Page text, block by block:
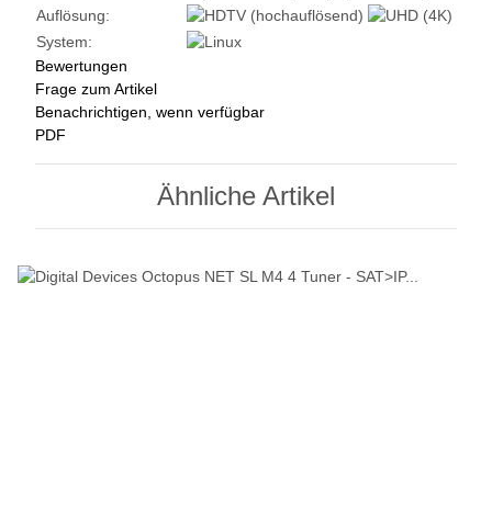
Auflösung:
System:
Bewertungen
Frage zum Artikel
Benachrichtigen, wenn verfügbar
PDF
Ähnliche Artikel